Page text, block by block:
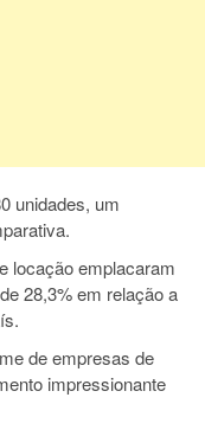
unidades, um
locação emplacaram
28,3% em relação a
de empresas de
impressionante